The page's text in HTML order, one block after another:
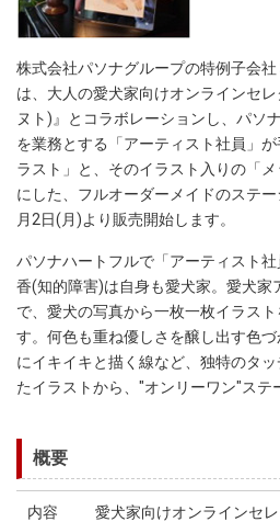
株式会社パソナグループの特例子会
は、大人の愛犬家向けオンラインセ
ヌト)』とコラボレーションし、パソ
を業務とする「アーティスト社員」
ラスト」と、そのイラスト入りの「
にした、フルオーダーメイドのステ
月2日(月)より販売開始します。
パソナハートフルで「アーティスト
香(知的障害)は自身も愛犬家。愛犬家
で、愛犬の写真から一枚一枚イラス
す。何色も重ね優しさを醸し出す色
にイキイキと描く線など、独特のタ
たイラストから、"オンリーワン"ステ
概要
内容
愛犬家向けオンラインセ